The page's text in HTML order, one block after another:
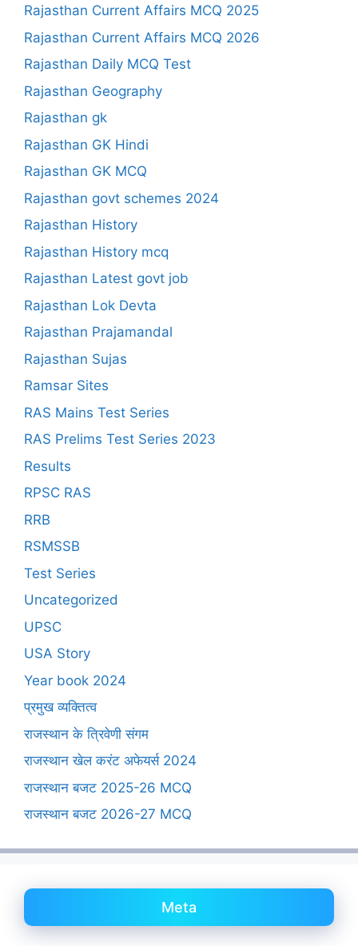
Rajasthan Current Affairs MCQ 2025
Rajasthan Current Affairs MCQ 2026
Rajasthan Daily MCQ Test
Rajasthan Geography
Rajasthan gk
Rajasthan GK Hindi
Rajasthan GK MCQ
Rajasthan govt schemes 2024
Rajasthan History
Rajasthan History mcq
Rajasthan Latest govt job
Rajasthan Lok Devta
Rajasthan Prajamandal
Rajasthan Sujas
Ramsar Sites
RAS Mains Test Series
RAS Prelims Test Series 2023
Results
RPSC RAS
RRB
RSMSSB
Test Series
Uncategorized
UPSC
USA Story
Year book 2024
प्रमुख व्यक्तित्व
राजस्थान के त्रिवेणी संगम
राजस्थान खेल करंट अफेयर्स 2024
राजस्थान बजट 2025-26 MCQ
राजस्थान बजट 2026-27 MCQ
Meta